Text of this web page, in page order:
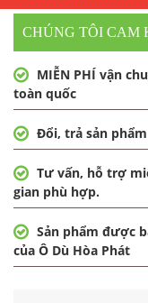
CHÚNG TÔI CAM
MIỄN PHÍ vận
toàn quốc
Đổi, trả sản
Tư vấn, hỗ trợ
gian phù hợp.
Sản phẩm được
của Ô Dù Hòa Phát